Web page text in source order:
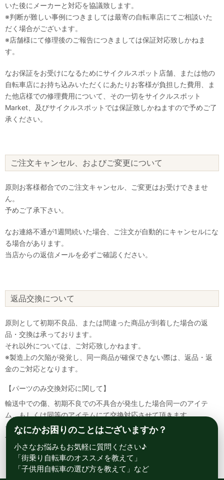
いた後にメーカーと対応を協議致します。
※判断が難しい事例につきましては最寄の自転車店にてご相談いた
だく場合がございます。
※店舗様にて修理後のご報告につきましては保証対応致しかねま
す。
なお保証をお受けになるためにサイクルスポット店舗、または他の
自転車店にお持ち込みいただくにあたりお客様が負担した費用、ま
た他店様での修理費用について、その一切をサイクルスポット
Market、及びサイクルスポットでは保証致しかねますので予めご了
承ください。
ご注文キャンセル、およびご変更について
原則お客様都合でのご注文キャンセル、ご変更はお受けできませ
ん。
予めご了承下さい。
なお連絡不通が1週間続いた場合、ご注文が自動的にキャンセルにな
る場合があります。
当店からの返信メールを必ずご確認ください。
返品交換について
原則として初期不良品、または間違った商品が到着した場合の返
品・交換は承っております。
それ以外については、ご対応致しかねます。
※製造上の欠陥が発覚し、同一商品が確保できない際は、返品・返
金のご対応となります。
【パーツのみ交換対応に関して】
輸送中での傷、初期不良での不具合が発生した場合同一のアイテ
ム、もしくは同等のアイテムにて交換対応させて頂きます。
その場合該当部品を着払いにて返送して頂く必要が御座いますので
予めご了承ください。
なにかお困りのことはございますか？
小さなお悩みもお気軽に質問ください♪
「街乗り自転車のオススメを教えて」
「子供用自転車の選び方を教えて」など